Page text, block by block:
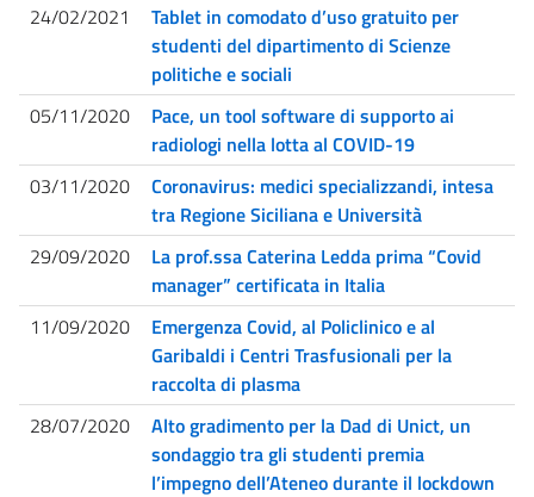
24/02/2021
Tablet in comodato d’uso gratuito per
studenti del dipartimento di Scienze
politiche e sociali
05/11/2020
Pace, un tool software di supporto ai
radiologi nella lotta al COVID-19
03/11/2020
Coronavirus: medici specializzandi, intesa
tra Regione Siciliana e Università
29/09/2020
La prof.ssa Caterina Ledda prima “Covid
manager” certificata in Italia
11/09/2020
Emergenza Covid, al Policlinico e al
Garibaldi i Centri Trasfusionali per la
raccolta di plasma
28/07/2020
Alto gradimento per la Dad di Unict, un
sondaggio tra gli studenti premia
l’impegno dell’Ateneo durante il lockdown